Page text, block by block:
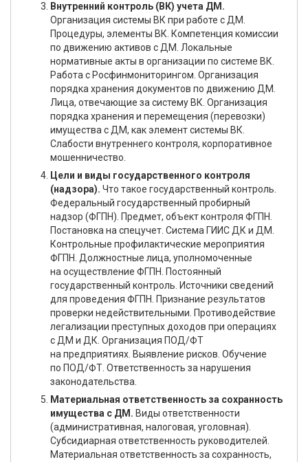
Внутренний контроль (ВК) учета ДМ.
Организация системы ВК при работе с ДМ.
Процедуры, элементы ВК. Компетенция комиссии
по движению активов с ДМ. Локальные
нормативные акты в организации по системе ВК.
Работа с Росфинмониторингом. Организация
порядка хранения документов по движению ДМ.
Лица, отвечающие за систему ВК. Организация
порядка хранения и перемещения (перевозки)
имущества с ДМ, как элемент системы ВК.
Слабости внутреннего контроля, корпоративное
мошенничество.
Цели и виды государственного контроля
(надзора). Что такое государственный контроль.
Федеральный государственный пробирный
надзор (ФГПН). Предмет, объект контроля ФГПН.
Постановка на спецучет. Система ГИИС ДК и ДМ.
Контрольные профилактические мероприятия
ФГПН. Должностные лица, уполномоченные
на осуществление ФГПН. Постоянный
государственный контроль. Источники сведений
для проведения ФГПН. Признание результатов
проверки недействительными. Противодействие
легализации преступных доходов при операциях
с ДМ и ДК. Организация ПОД/ФТ
на предприятиях. Выявление рисков. Обучение
по ПОД/ФТ. Ответственность за нарушения
законодательства.
Материальная ответственность за сохранность
имущества с ДМ. Виды ответственности
(административная, налоговая, уголовная).
Субсидиарная ответственность руководителей.
Материальная ответственность за сохранность,